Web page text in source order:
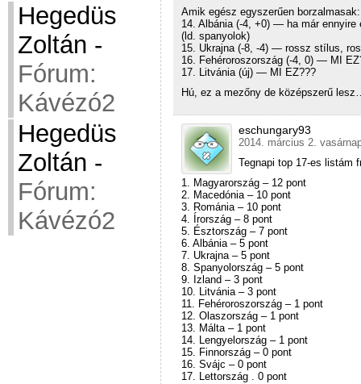
Hegedüs
Zoltán -
Fórum:
Kávézó2
Hegedüs
Zoltán -
Fórum:
Kávézó2
Amik egész egyszerűen borzalmasak:
14. Albánia (-4, +0) — ha már
(ld. spanyolok)
15. Ukrajna (-8, -4) — rossz stílus,
16. Fehéroroszország (-4, 0) — MI
17. Litvánia (új) — MI EZ???
Hú, ez a mezőny de középszerű
eschungary93
2014. március 2.
Tegnapi top 17-es listám
1. Magyarország – 12 pont
2. Macedónia – 10 pont
3. Románia – 10 pont
4. Írország – 8 pont
5. Észtország – 7 pont
6. Albánia – 5 pont
7. Ukrajna – 5 pont
8. Spanyolország – 5 pont
9. Izland – 3 pont
10. Litvánia – 3 pont
11. Fehéroroszország – 1 pont
12. Olaszország – 1 pont
13. Málta – 1 pont
14. Lengyelország – 1 pont
15. Finnország – 0 pont
16. Svájc – 0 pont
17. Lettország . 0 pont